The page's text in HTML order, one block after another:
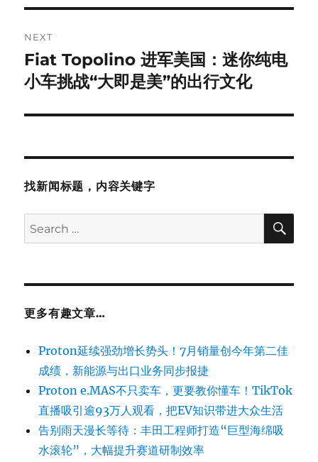
NEXT
Next
post:
Fiat Topolino 进军美国：迷你纯电
小车挑战“大即是美”的出行文化
找新闻标题，内容关键字
Search
for:
更多有趣文章…
Proton延续强劲增长势头！7月销量创今年第二佳
成绩，新能源与出口业务同步报捷
Proton e.MAS不只卖车，更要教你懂车！TikTok
直播吸引逾93万人观看，把EV知识带进大众生活
告别雨天漫长等待：丰田工程师打造“巨型海绵吸
水滚轮”，大幅提升赛道研制效率